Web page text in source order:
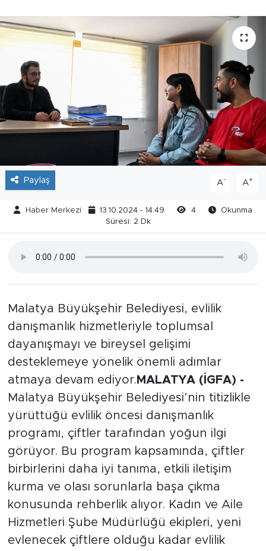
Paylaş A- A+
Haber Merkezi 13.10.2024 - 14:49 4
Okunma
Süresi: 2 Dk
Malatya Büyükşehir Belediyesi, evlilik
danışmanlık hizmetleriyle toplumsal
dayanışmayı ve bireysel gelişimi
desteklemeye yönelik önemli adımlar
atmaya devam ediyor. MALATYA (İGFA) -
Malatya Büyükşehir Belediyesi’nin titizlikle
yürüttüğü evlilik öncesi danışmanlık
programı, çiftler tarafından yoğun ilgi
görüyor. Bu program kapsamında, çiftler
birbirlerini daha iyi tanıma, etkili iletişim
kurma ve olası sorunlarla başa çıkma
konusunda rehberlik alıyor. Kadın ve Aile
Hizmetleri Şube Müdürlüğü ekipleri, yeni
evlenecek çiftlere olduğu kadar evlilik